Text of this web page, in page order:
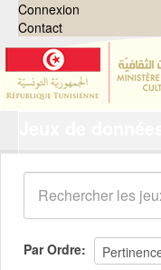
Connexion
Contact
Organisations
Groupes
Demandes 0
À propos
Par Ordre